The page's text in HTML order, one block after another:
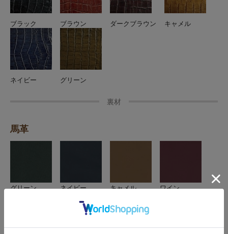
ブラック ブラウン ダークブラウン キャメル
ネイビー グリーン
裏材
馬革
グリーン ネイビー キャメル ワイン
3.デザインの選択